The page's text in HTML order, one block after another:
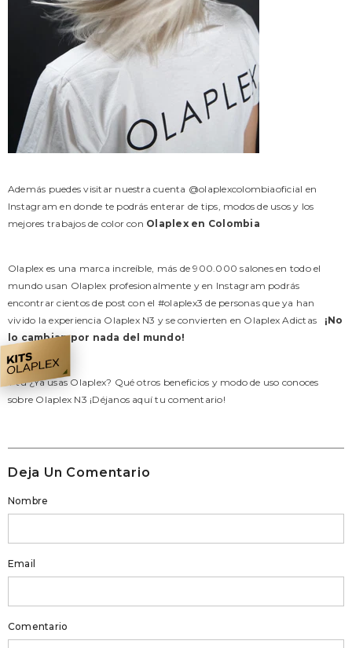
Además puedes visitar nuestra cuenta @olaplexcolombiaoficial en
Instagram en donde te podrás enterar de tips, modos de usos y los
mejores trabajos de color con Olaplex en Colombia
Olaplex es una marca increíble, más de 900.000 salones en todo el
mundo usan Olaplex profesionalmente y en Instagram podrás
encontrar cientos de post con el #olaplex3 de personas que ya han
vivido la experiencia Olaplex N3 y se convierten en Olaplex Adictas
¡No
lo cambian por nada del mundo!
Y tu ¿Ya usas Olaplex? Qué otros beneficios y modo de uso conoces
sobre Olaplex N3 ¡Déjanos aquí tu comentario!
Deja Un Comentario
Nombre
Email
Comentario